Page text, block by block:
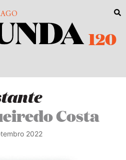
120
Costa
2022